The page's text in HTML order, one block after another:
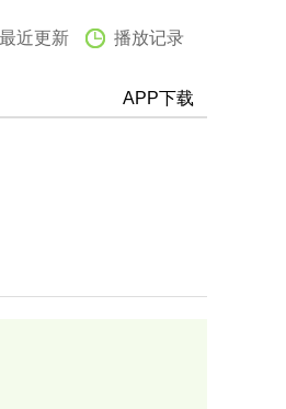
最近更新 播放记录
APP下载